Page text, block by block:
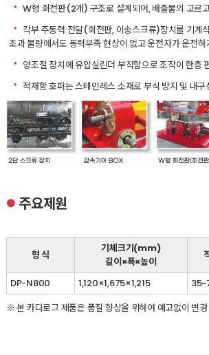
ㆍ W형 회전판(2개) 구조로 설계되어, 배출물의 고르
ㆍ 각부 주동력 전달(회전판, 이송스크류)장치를 기계
초과 물량에서도 동력부족 현상이 없고 운전자가 운전하
ㆍ 양조절 장치에 유압실린더 부착함으로 조작이 한층
ㆍ 적재함 호퍼는 스테인레스 소재로 부식 방지 및 내구
● 주요제원
형 식
기체크기(mm)
길이×폭×높이
DP-N800 1,120×1,675×1,215
※ 본 카다로그 제품은 품질 향상을 위하여 예고없이 변